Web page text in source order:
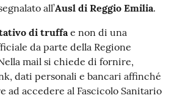
all’Ausl di Reggio Emilia.
di truffae non di una
da parte della Regione
mail si chiede di fornire,
dati personali e bancari affinché
ad accedere al Fascicolo Sanitario